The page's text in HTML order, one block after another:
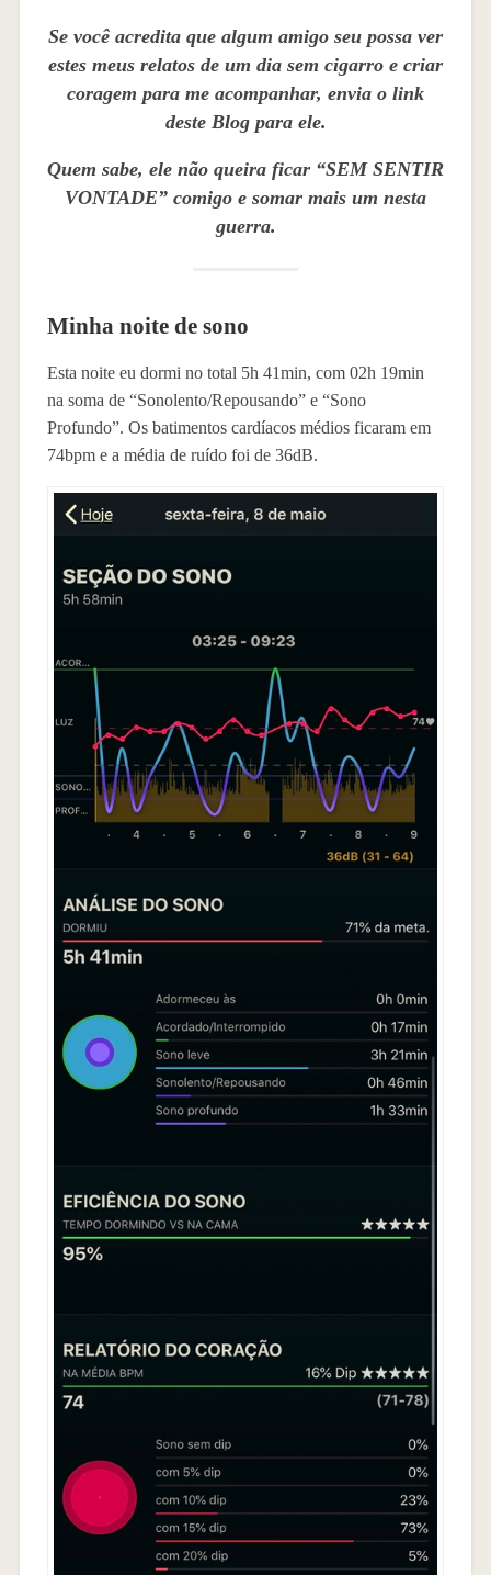
Se você acredita que algum amigo seu possa ver
estes meus relatos de um dia sem cigarro e criar
coragem para me acompanhar, envia o link
deste Blog para ele.
Quem sabe, ele não queira ficar “SEM SENTIR
VONTADE” comigo e somar mais um nesta
guerra.
Minha noite de sono
Esta noite eu dormi no total 5h 41min, com 02h 19min
na soma de “Sonolento/Repousando” e “Sono
Profundo”. Os batimentos cardíacos médios ficaram em
74bpm e a média de ruído foi de 36dB.